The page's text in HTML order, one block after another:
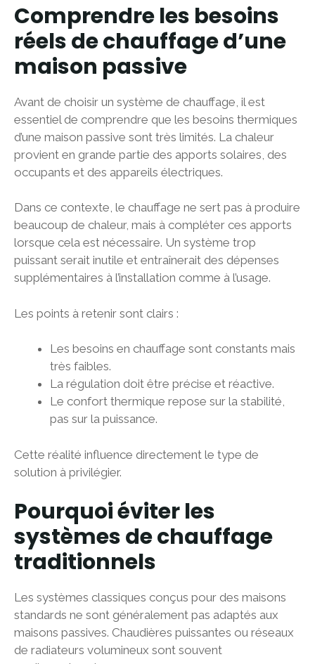
Comprendre les besoins
réels de chauffage d’une
maison passive
Avant de choisir un système de chauffage, il est
essentiel de comprendre que les besoins thermiques
d’une maison passive sont très limités. La chaleur
provient en grande partie des apports solaires, des
occupants et des appareils électriques.
Dans ce contexte, le chauffage ne sert pas à produire
beaucoup de chaleur, mais à compléter ces apports
lorsque cela est nécessaire. Un système trop
puissant serait inutile et entraînerait des dépenses
supplémentaires à l’installation comme à l’usage.
Les points à retenir sont clairs :
Les besoins en chauffage sont constants mais
très faibles.
La régulation doit être précise et réactive.
Le confort thermique repose sur la stabilité,
pas sur la puissance.
Cette réalité influence directement le type de
solution à privilégier.
Pourquoi éviter les
systèmes de chauffage
traditionnels
Les systèmes classiques conçus pour des maisons
standards ne sont généralement pas adaptés aux
maisons passives. Chaudières puissantes ou réseaux
de radiateurs volumineux sont souvent